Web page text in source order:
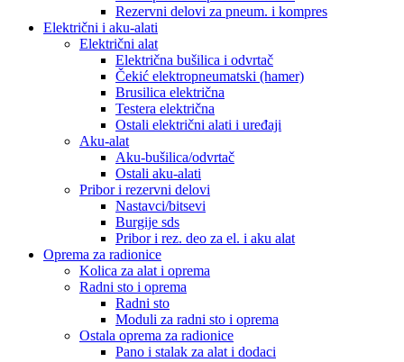
Rezervni delovi za pneum. i kompres
Električni i aku-alati
Električni alat
Električna bušilica i odvrtač
Čekić elektropneumatski (hamer)
Brusilica električna
Testera električna
Ostali električni alati i uređaji
Aku-alat
Aku-bušilica/odvrtač
Ostali aku-alati
Pribor i rezervni delovi
Nastavci/bitsevi
Burgije sds
Pribor i rez. deo za el. i aku alat
Oprema za radionice
Kolica za alat i oprema
Radni sto i oprema
Radni sto
Moduli za radni sto i oprema
Ostala oprema za radionice
Pano i stalak za alat i dodaci